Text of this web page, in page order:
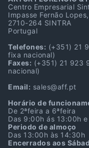
Centro Empresarial
Impasse Fernão Lopes,
2710-264 SINTRA
Portugal
Telefones: (+351) 21
fixa nacional)
Faxes: (+351) 21 923
nacional)
Email: sales@aff.pt
Horário de
De 2ªfeira a 6ªfeira
Das 9:00h ás 13:00h
Periodo de almoço
Das 13:00h às 14:30h
Encerrados aos